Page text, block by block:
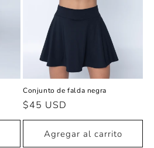
Conjunto de falda negra
Precio
habitual
$45 USD
Agregar al carrito